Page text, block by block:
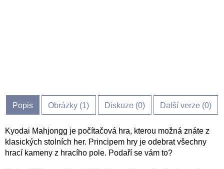
Popis Obrázky (1) Diskuze (0) Další verze (0)
Kyodai Mahjongg je počítačová hra, kterou možná znáte z
klasických stolních her. Principem hry je odebrat všechny
hrací kameny z hracího pole. Podaří se vám to?